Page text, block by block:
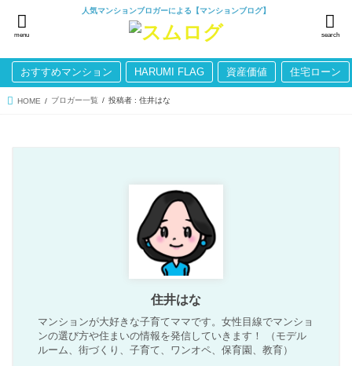
人気マンションブロガーによる【マンションブログ】
search
menu
おすすめマンション HARUMI FLAG 資産価値 住宅ローン
HOME ブロガー一覧 投稿者 : 住井はな
住井はな
マンションが大好きな子育てママです。女性目線でマンショ
ンの選び方や住まいの情報を発信していきます！ （モデル
ルーム、街づくり、子育て、ワンオペ、保育園、教育）